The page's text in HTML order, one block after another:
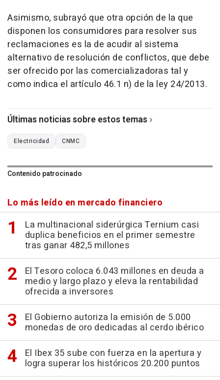
Asimismo, subrayó que otra opción de la que
disponen los consumidores para resolver sus
reclamaciones es la de acudir al sistema
alternativo de resolución de conflictos, que debe
ser ofrecido por las comercializadoras tal y
como indica el artículo 46.1 n) de la ley 24/2013.
Últimas noticias sobre estos temas
Electricidad CNMC
Contenido patrocinado
Lo más leído en mercado financiero
La multinacional siderúrgica Ternium casi
duplica beneficios en el primer semestre
tras ganar 482,5 millones
El Tesoro coloca 6.043 millones en deuda a
medio y largo plazo y eleva la rentabilidad
ofrecida a inversores
El Gobierno autoriza la emisión de 5.000
monedas de oro dedicadas al cerdo ibérico
El Ibex 35 sube con fuerza en la apertura y
logra superar los históricos 20.200 puntos